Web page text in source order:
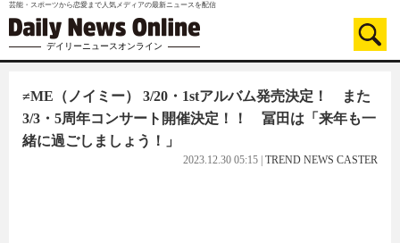
芸能・スポーツから恋愛まで人気メディアの最新ニュースを配信
デイリーニュースオンライン
≠ME（ノイミー） 3/20・1stアルバム発売決定！ また
3/3・5周年コンサート開催決定！！ 冨田は「来年も一
緒に過ごしましょう！」
2023.12.30 05:15 TREND NEWS CASTER